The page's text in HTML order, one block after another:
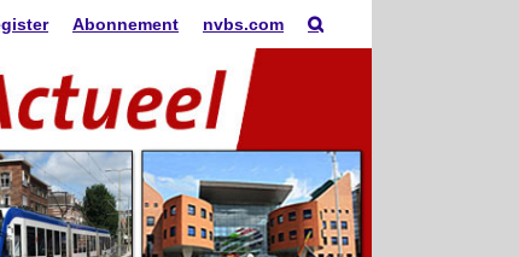
Abonnement nvbs.com